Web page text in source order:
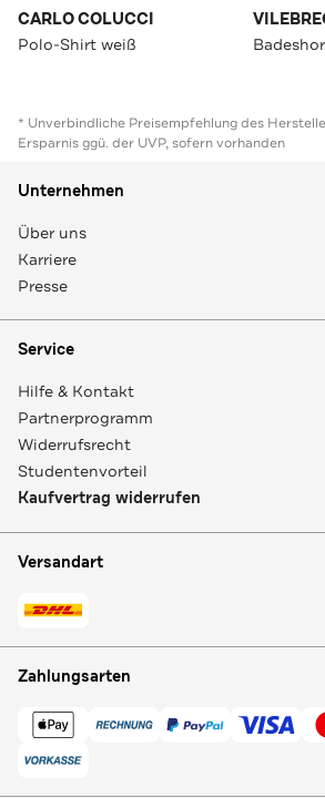
CARLO COLUCCI
Polo-Shirt weiß
* Unverbindliche Preisempfehlung des
Ersparnis ggü. der UVP, sofern vorhanden
Unternehmen
Über uns
Karriere
Presse
Service
Hilfe & Kontakt
Partnerprogramm
Widerrufsrecht
Studentenvorteil
Kaufvertrag widerrufen
Versandart
Zahlungsarten